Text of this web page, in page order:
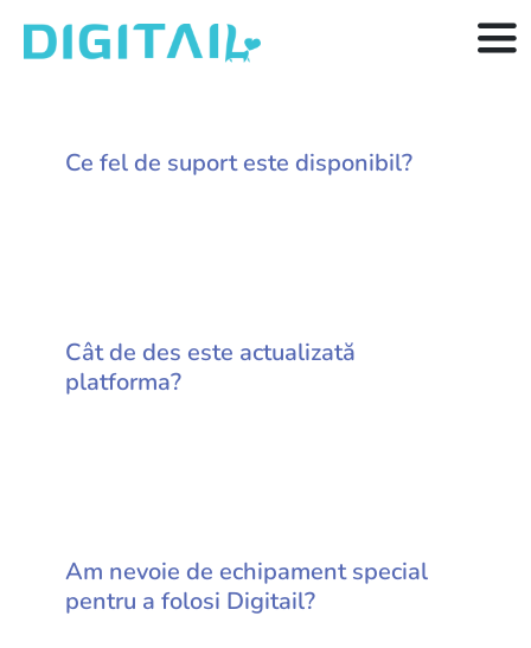
Resurse
Ce fel de suport este disponibil?
Cât de des este actualizată
platforma?
Am nevoie de echipament special
pentru a folosi Digitail?